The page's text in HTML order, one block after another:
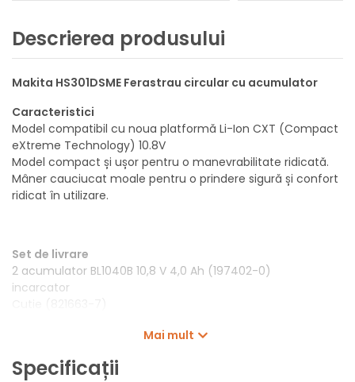
Descrierea produsului
Makita HS301DSME Ferastrau circular cu acumulator
Caracteristici
Model compatibil cu noua platformă Li-Ion CXT (Compact
eXtreme Technology) 10.8V
Model compact și ușor pentru o manevrabilitate ridicată.
Mâner cauciucat moale pentru o prindere sigură și confort
ridicat în utilizare.
Set de livrare
2 acumulator BL1040B 10,8 V 4,0 Ah (197402-0)
incarcator
HM panza 85x15 Z20 (B-14607)
Cheie imbus (783202-0)
Mai mult
Specificații